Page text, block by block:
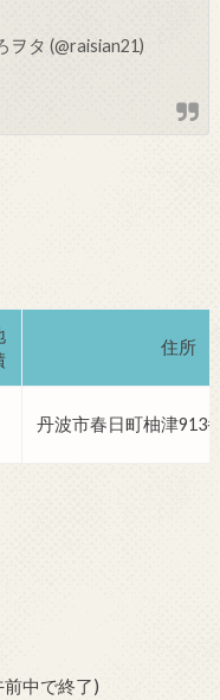
タ (@raisian21)
住所
丹波市春日町柚津913
中で終了)